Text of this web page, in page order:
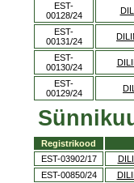
EST-
00128/24
EST-
00131/24
EST-
00130/24
EST-
00129/24
Registrikood
EST-03902/17
EST-00850/24